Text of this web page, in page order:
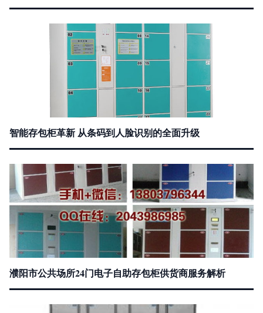
智能存包柜革新 从条码到人脸识别的全面升级
濮阳市公共场所24门电子自助存包柜供货商服务解析